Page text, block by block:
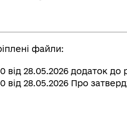
КОНСУЛЬТАЦІЇ З
ГРОМАДСЬКІСТЮ
файли:
від 28.05.2026 додаток
від 28.05.2026 Про